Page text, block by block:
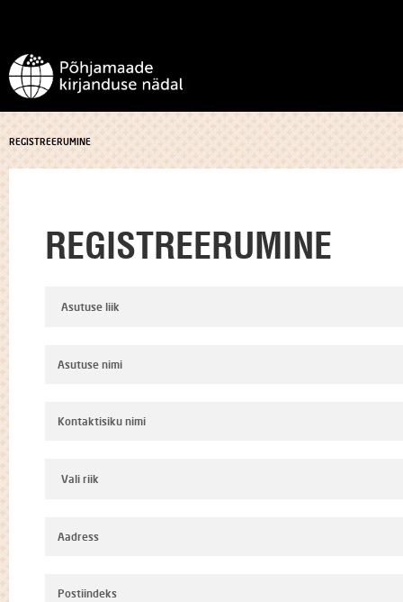
REGISTREERUMINE
REGISTREERUMINE